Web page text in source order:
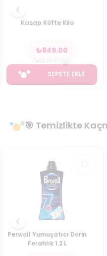
Kasap Köfte Kilo
₺849.00
SEPETE EKLE
🎯 Temizlikte
Perwoll Yumuşatıcı Derin
Ferahlık 1.2 L